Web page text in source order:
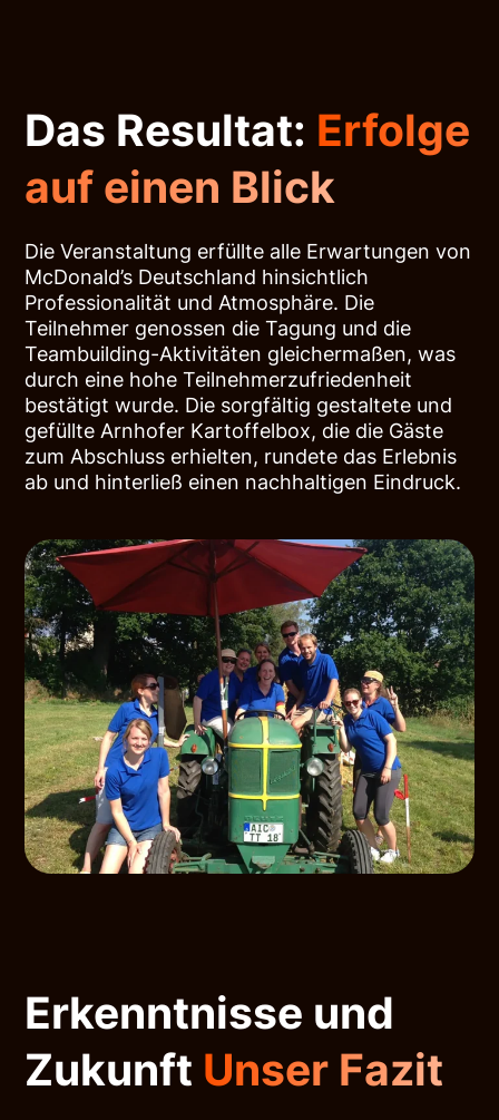
Das Resultat: Erfolge
auf einen Blick
Die Veranstaltung erfüllte alle Erwartungen von
McDonald’s Deutschland hinsichtlich
Professionalität und Atmosphäre. Die
Teilnehmer genossen die Tagung und die
Teambuilding-Aktivitäten gleichermaßen, was
durch eine hohe Teilnehmerzufriedenheit
bestätigt wurde. Die sorgfältig gestaltete und
gefüllte Arnhofer Kartoffelbox, die die Gäste
zum Abschluss erhielten, rundete das Erlebnis
ab und hinterließ einen nachhaltigen Eindruck.
Erkenntnisse und
Zukunft Unser Fazit